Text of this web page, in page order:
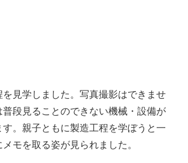
を見学しました。写真撮影はできませ
普段見ることのできない機械・設備が
。親子ともに製造工程を学ぼうと一
モを取る姿が見られました。